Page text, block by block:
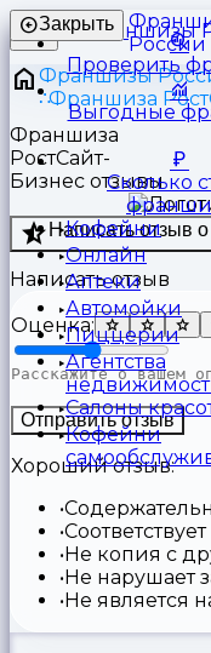
России
Закрыть
Проверить
Выгодные
Сколько
Кофейни
Онлайн
Аптеки
Автомойки
Пиццерии
Агентства
Салоны
Кофейни
Франшизы
Франшиза
Франшиза
РостСайт-
Бизнес отзывы
Написать отзыв
Написать отзыв
Оценка:
Отправить отзыв
Хороший отзыв:
Не копия с
Не нарушает
Не является